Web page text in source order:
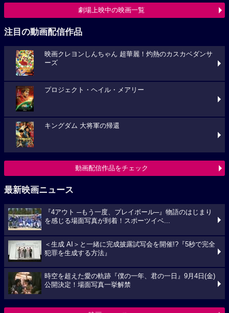
劇場上映中の映画一覧
注目の動画配信作品
映画クレヨンしんちゃん 超華麗！灼熱のカスカベダンサ
ーズ
プロジェクト・ヘイル・メアリー
キングダム 大将軍の帰還
動画配信作品をチェック
最新映画ニュース
『4アウト ─もう一度、プレイボール─』物語のはじまり
を感じる場面写真が到着！スポーツイベ...
＜生成 AI＞と一緒に完成披露試写会を開催!?『5秒で完全
犯罪を生成する方法』
時空を超えた愛の軌跡『僕の一年、君の一日』9月4日(金)
公開決定！場面写真一挙解禁